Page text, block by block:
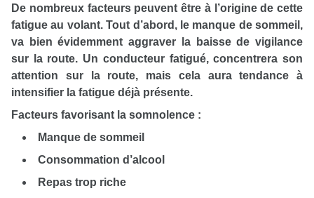
De nombreux facteurs peuvent être à l’origine de cette
fatigue au volant. Tout d’abord, le manque de sommeil,
va bien évidemment aggraver la baisse de vigilance
sur la route. Un conducteur fatigué, concentrera son
attention sur la route, mais cela aura tendance à
intensifier la fatigue déjà présente.
Facteurs favorisant la somnolence :
Manque de sommeil
Consommation d’alcool
Repas trop riche